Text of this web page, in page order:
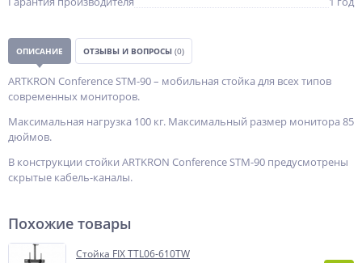
ОПИСАНИЕ ОТЗЫВЫ И ВОПРОСЫ (0)
ARTKRON Conference STM-90 – мобильная стойка для всех типов
современных мониторов.
Максимальная нагрузка 100 кг. Максимальный размер монитора 85
дюймов.
В конструкции стойки ARTKRON Conference STM-90 предусмотрены
скрытые кабель-каналы.
Похожие товары
Стойка FIX TTL06-610TW